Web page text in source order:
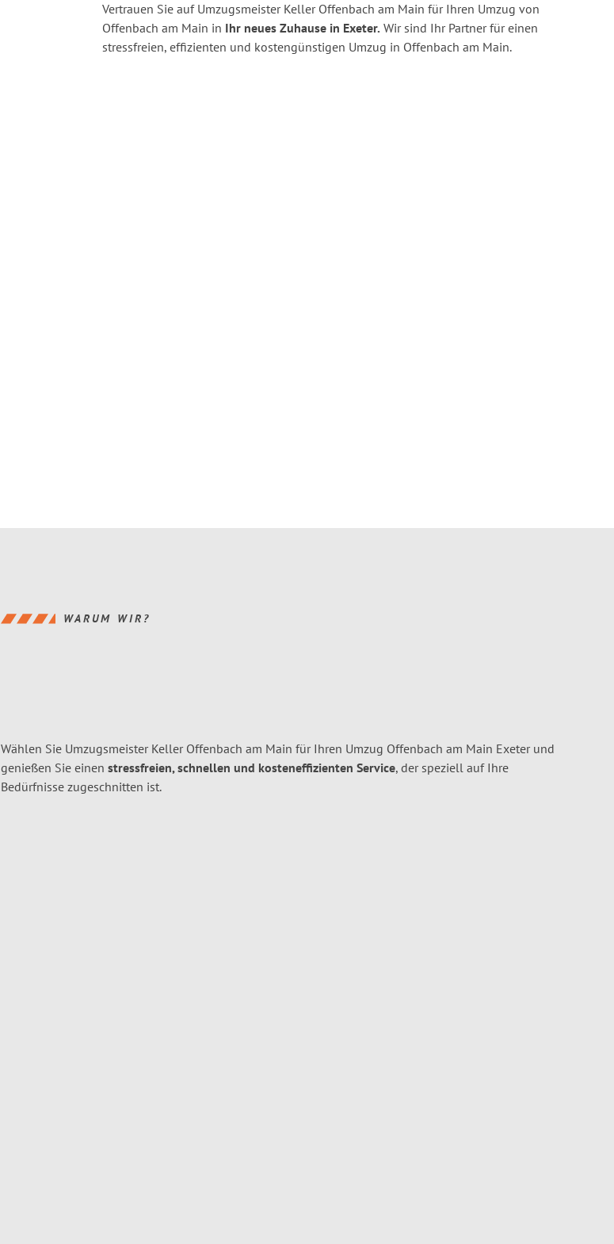
Vertrauen Sie auf Umzugsmeister Keller Offenbach am Main für Ihren Umzug von
Offenbach am Main in Ihr neues Zuhause in Exeter. Wir sind Ihr Partner für einen
stressfreien, effizienten und kostengünstigen Umzug in Offenbach am Main.
WARUM WIR?
Wählen Sie Umzugsmeister Keller Offenbach am Main für Ihren Umzug Offenbach am Main Exeter und
genießen Sie einen stressfreien, schnellen und kosteneffizienten Service, der speziell auf Ihre
Bedürfnisse zugeschnitten ist.